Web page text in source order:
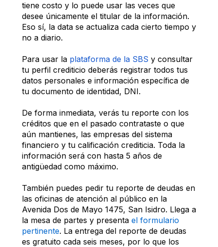
tiene costo y lo puede usar las veces que
desee únicamente el titular de la información.
Eso sí, la data se actualiza cada cierto tiempo y
no a diario.
Para usar la plataforma de la SBS y consultar
tu perfil crediticio deberás registrar todos tus
datos personales e información específica de
tu documento de identidad, DNI.
De forma inmediata, verás tu reporte con los
créditos que en el pasado contrataste o que
aún mantienes, las empresas del sistema
financiero y tu calificación crediticia. Toda la
información será con hasta 5 años de
antigüedad como máximo.
También puedes pedir tu reporte de deudas en
las oficinas de atención al público en la
Avenida Dos de Mayo 1475, San Isidro. Llega a
la mesa de partes y presenta el formulario
pertinente. La entrega del reporte de deudas
es gratuito cada seis meses, por lo que los